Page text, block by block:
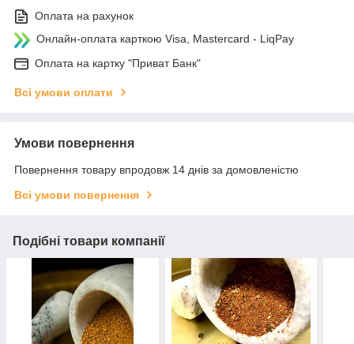
Оплата на рахунок
Онлайн-оплата карткою Visa, Mastercard - LiqPay
Оплата на картку "Приват Банк"
Всі умови оплати
Умови повернення
Повернення товару впродовж 14 днів за домовленістю
Всі умови повернення
Подібні товари компанії